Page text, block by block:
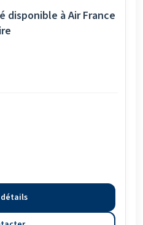
disponible à Air France